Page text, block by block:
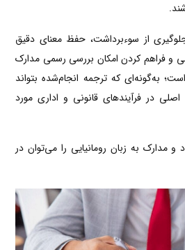
از سوءبرداشت، حفظ معنای دقیق
و فراهم کردن امکان بررسی رسمی مدارک
به‌گونه‌ای که ترجمه انجام‌شده بتواند
اصلی در فرآیندهای قانونی و اداری مورد
و مدارک به زبان رومانیایی را می‌توان در